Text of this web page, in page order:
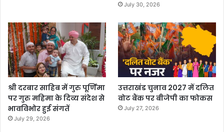
July 30, 2026
श्री दरबार साहिब में गुरु पूर्णिमा
पर गुरु महिमा के दिव्य संदेश से
भावविभोर हुई संगतें
July 29, 2026
उत्तराखंड चुनाव 2027 में दलित
वोट बैंक पर बीजेपी का फोकस
July 27, 2026